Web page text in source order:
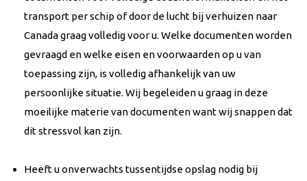
transport per schip of door de lucht bij verhuizen naar
Canada graag volledig voor u. Welke documenten worden
gevraagd en welke eisen en voorwaarden op u van
toepassing zijn, is volledig afhankelijk van uw
persoonlijke situatie. Wij begeleiden u graag in deze
moeilijke materie van documenten want wij snappen dat
dit stressvol kan zijn.
Heeft u onverwachts tussentijdse opslag nodig bij